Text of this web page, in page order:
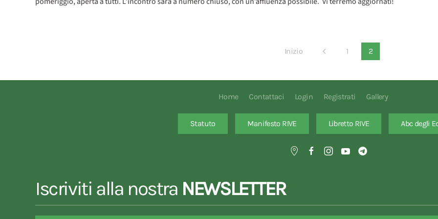
Inizio 1 2
Home Contattaci Login Registrati Gallery
Statuto Manifesto RIVE Libretto RIVE Abc degli
Iscriviti alla nostra NEWSLETTER